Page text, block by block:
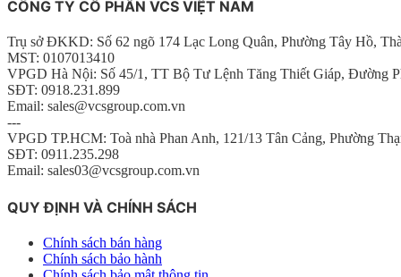
CÔNG TY CỔ PHẦN VCS VIỆT NAM
Trụ sở ĐKKD: Số 62 ngõ 174 Lạc Long Quân, Phường Tây Hồ,
MST: 0107013410
VPGD Hà Nội: Số 45/1, TT Bộ Tư Lệnh Tăng Thiết Giáp, Đường
SĐT: 0918.231.899
Email: sales@vcsgroup.com.vn
---
VPGD TP.HCM: Toà nhà Phan Anh, 121/13 Tân Cảng, Phường
SĐT: 0911.235.298
Email: sales03@vcsgroup.com.vn
QUY ĐỊNH VÀ CHÍNH SÁCH
Chính sách bán hàng
Chính sách bảo hành